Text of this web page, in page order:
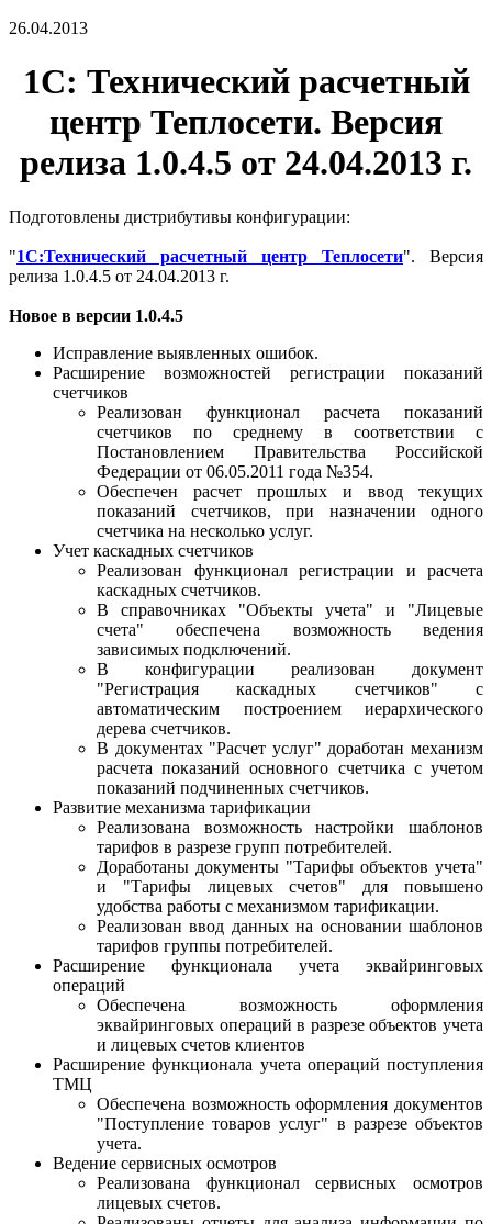
26.04.2013
1С: Технический расчетный
центр Теплосети. Версия
релиза 1.0.4.5 от 24.04.2013 г.
Подготовлены дистрибутивы конфигурации:
"1С:Технический расчетный центр Теплосети". Версия
релиза 1.0.4.5 от 24.04.2013 г.
Новое в версии 1.0.4.5
Исправление выявленных ошибок.
Расширение возможностей регистрации показаний
счетчиков
Реализован функционал расчета показаний
счетчиков по среднему в соответствии с
Постановлением Правительства Российской
Федерации от 06.05.2011 года №354.
Обеспечен расчет прошлых и ввод текущих
показаний счетчиков, при назначении одного
счетчика на несколько услуг.
Учет каскадных счетчиков
Реализован функционал регистрации и расчета
каскадных счетчиков.
В справочниках "Объекты учета" и "Лицевые
счета" обеспечена возможность ведения
зависимых подключений.
В конфигурации реализован документ
"Регистрация каскадных счетчиков" с
автоматическим построением иерархического
дерева счетчиков.
В документах "Расчет услуг" доработан механизм
расчета показаний основного счетчика с учетом
показаний подчиненных счетчиков.
Развитие механизма тарификации
Реализована возможность настройки шаблонов
тарифов в разрезе групп потребителей.
Доработаны документы "Тарифы объектов учета"
и "Тарифы лицевых счетов" для повышено
удобства работы с механизмом тарификации.
Реализован ввод данных на основании шаблонов
тарифов группы потребителей.
Расширение функционала учета эквайринговых
операций
Обеспечена возможность оформления
эквайринговых операций в разрезе объектов учета
и лицевых счетов клиентов
Расширение функционала учета операций поступления
ТМЦ
Обеспечена возможность оформления документов
"Поступление товаров услуг" в разрезе объектов
учета.
Ведение сервисных осмотров
Реализована функционал сервисных осмотров
лицевых счетов.